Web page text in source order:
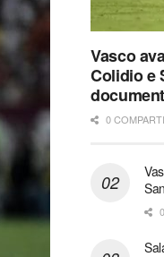
Vasco
Colidio e
0